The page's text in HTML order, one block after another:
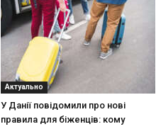
Актуально
У Данії повідомили про нові
правила для біженців: кому